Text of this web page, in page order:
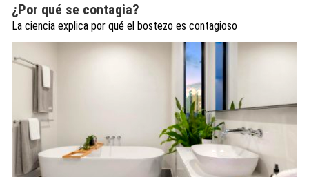
¿Por qué se contagia?
La ciencia explica por qué el bostezo es contagioso